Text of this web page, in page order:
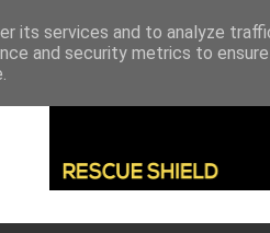
its services and to analyze
and security metrics to